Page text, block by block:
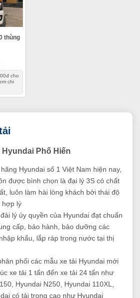
thùng
cho
chi
Phố Hiến
Hyundai số 1 Việt Nam hiện nay,
được bình chọn là đại lý 3S có chất
luôn làm hài lòng khách bởi thái độ
hợp lý
lý ủy quyền của Hyundai đạt chuẩn
cấp, bảo hành, bảo dưỡng các
khẩu, lắp ráp trong nước tại thị
phối các mẫu xe tải Hyundai mới
xe tải 1 tấn đến xe tải 24 tấn như
Hyundai N250, Hyundai 110XL,
có tải trọng cao như Hyundai